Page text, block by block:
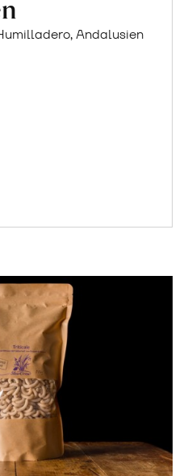
Andalusien